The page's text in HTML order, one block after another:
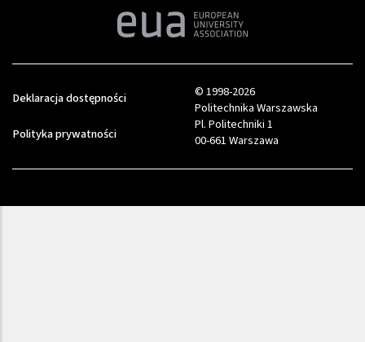
© 1998-2026
Politechnika Warszawska
Pl. Politechniki 1
00-661 Warszawa
Deklaracja dostępności
Polityka prywatności